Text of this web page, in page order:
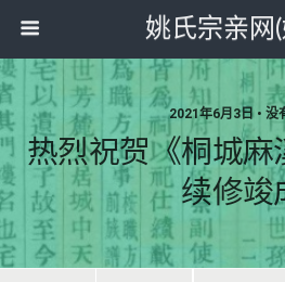
姚氏宗亲网
2021年6月3日 • 没
热烈祝贺《桐城麻
续修竣